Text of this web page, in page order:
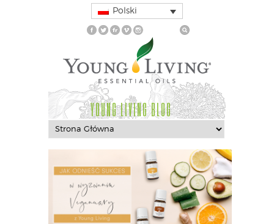
Polski
YOUNG LIVING BLOG